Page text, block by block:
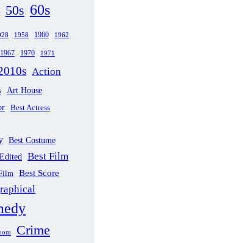
50s 60s
1958 1960 1962
1967 1970 1971
Action
Art House
Best Actress
Best Costume
Best Film
Best Score
Crime